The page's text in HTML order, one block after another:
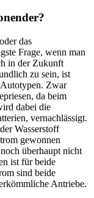
das
Frage, wenn man
in der Zukunft
zu sein, ist
Autotypen. Zwar
da beim
dabei die
vernachlässigt.
Wasserstoff
gewonnen
überhaupt nicht
ist für beide
sind beide
Antriebe.